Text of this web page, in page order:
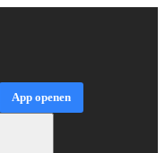
App openen